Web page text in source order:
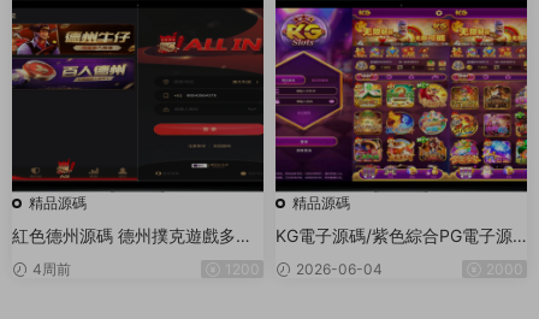
精品源碼
紅色德州源碼 德州撲克遊戲多語
言版/Unity+JAVA版APP雙端源
碼/中英繁三語言+帶控+帶彩池持
4周前 1200
精品源碼
KG電子源碼/紫色綜合PG電子源
碼/老虎機源碼/電玩城源碼/PG遊
戲系統源碼/棋牌捕魚無需接口無
2026-06-04 2000